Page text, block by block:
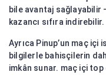
bile avantaj sağlayabilir
kazancı sıfıra indirebilir.
Ayrıca Pinup’un maç
bilgilerle bahisçilerin
imkân sunar. maç içi top